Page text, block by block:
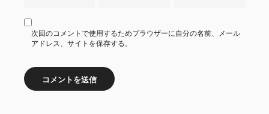
次回のコメントで使用するためブラウザーに自分の名前、メール
アドレス、サイトを保存する。